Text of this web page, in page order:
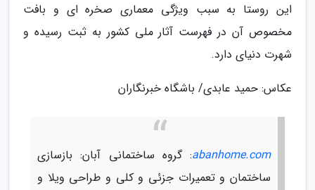
این روستا به سبب ویژگی معماری صخره ای و بافت
مخصوص آن در فهرست آثار ملی کشور به ثبت رسیده و
شهرت دنیای دارد.
عکاس: حمید عابدی/ باشگاه خبرنگاران
abanhome.com: گروه ساختمانی آبان: بازسازی
ساختمان و تعمیرات جزئی و کلی و طراحی ویلا و